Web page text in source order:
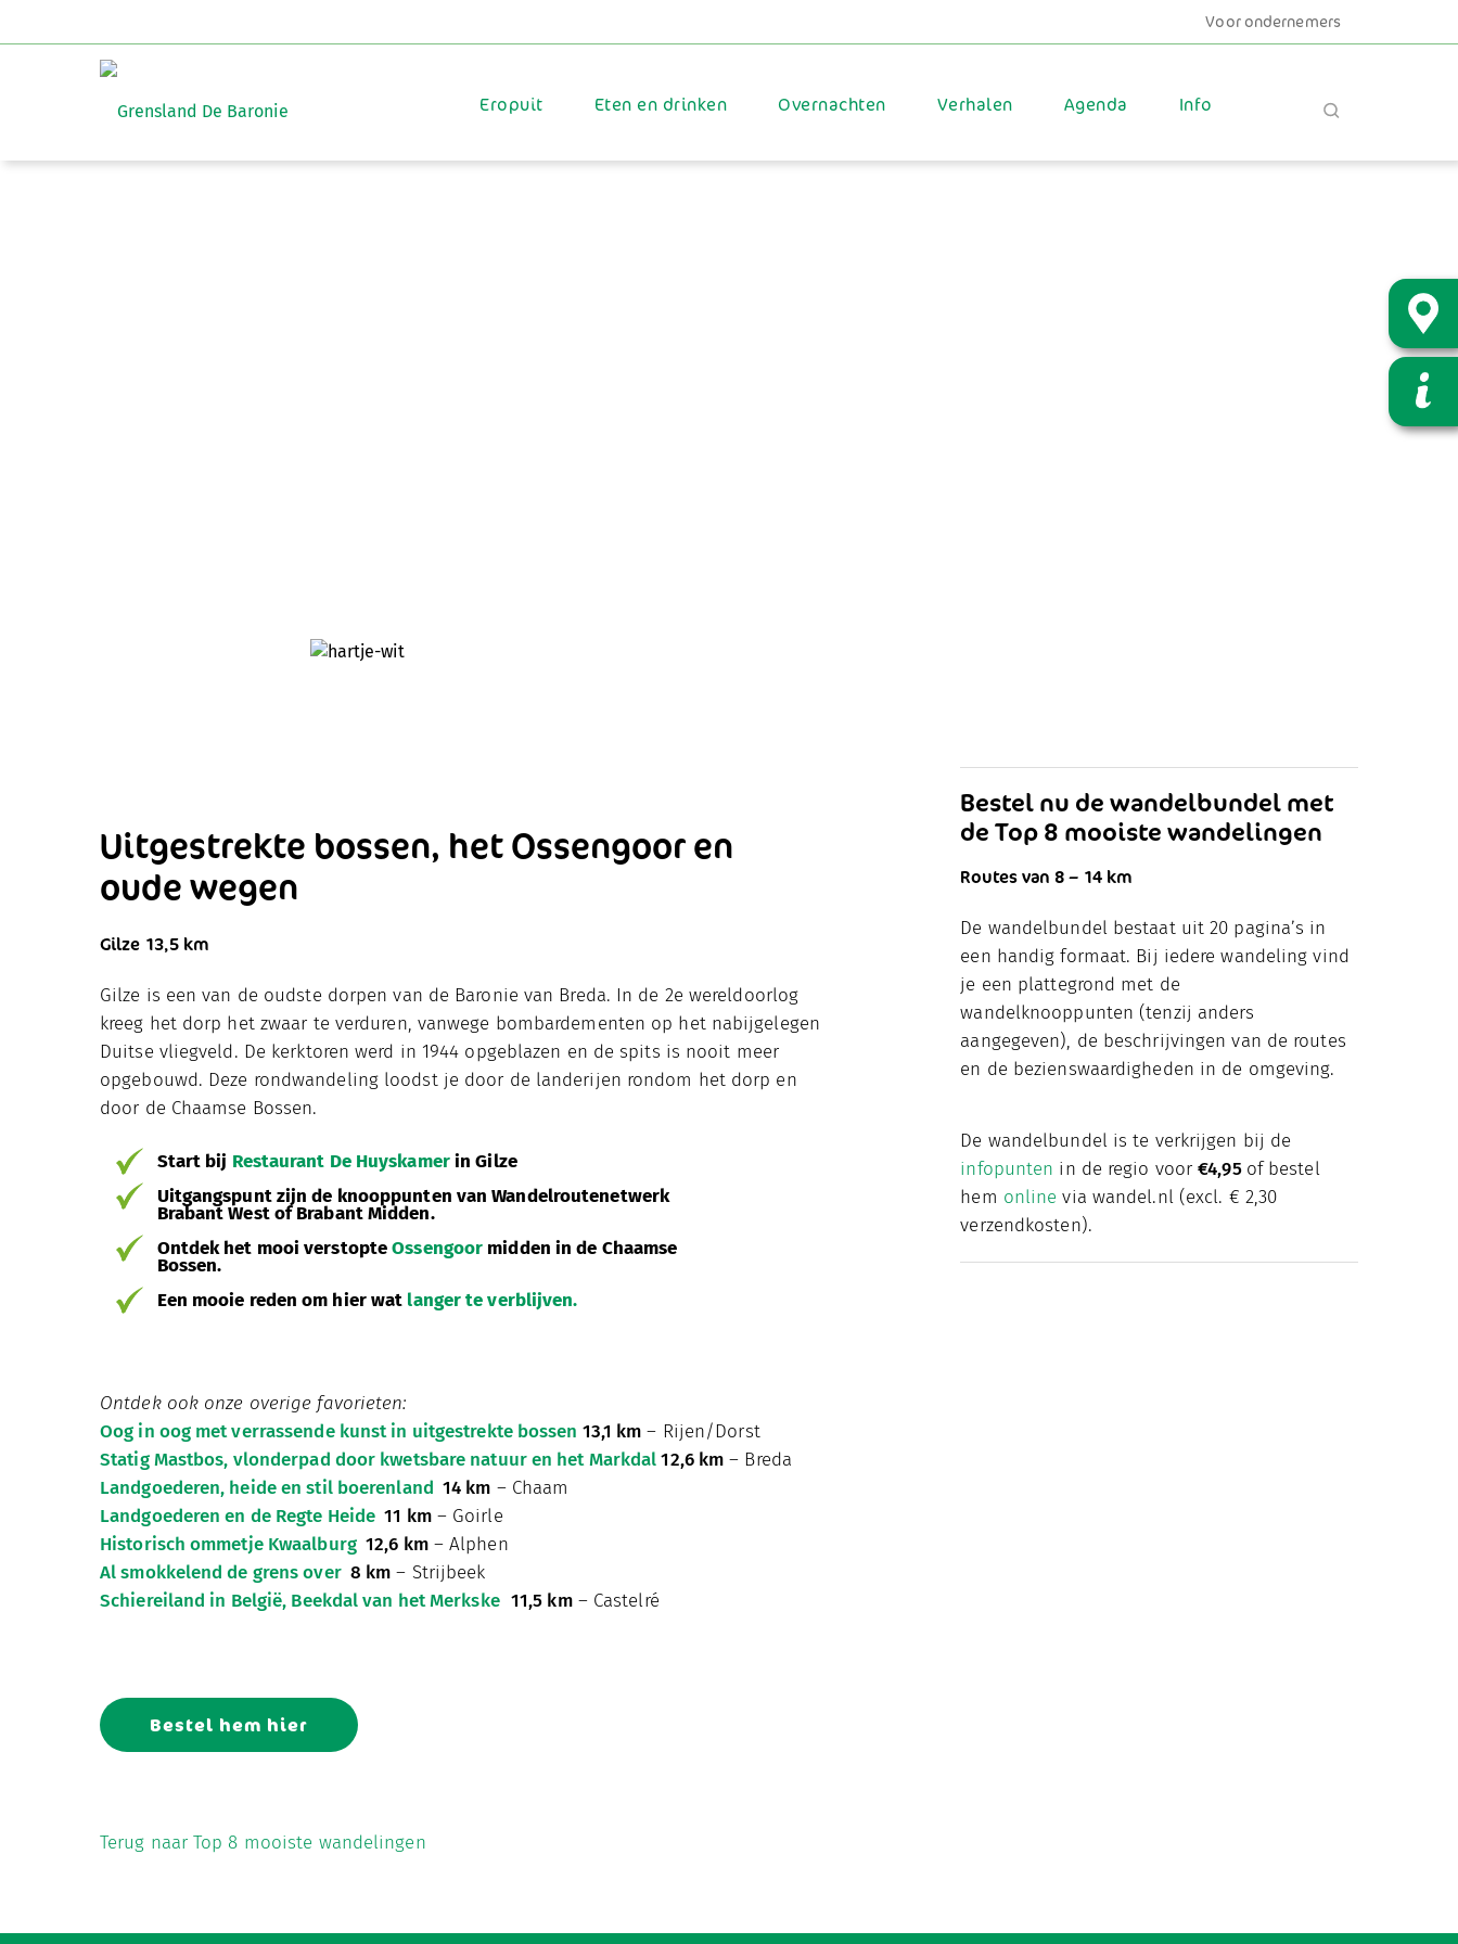
Voor ondernemers
Eropuit Eten en drinken Overnachten Verhalen Agenda Info
Uitgestrekte bossen, het Ossengoor en
oude wegen
Gilze 13,5 km
Gilze is een van de oudste dorpen van de Baronie van Breda. In de 2e wereldoorlog
kreeg het dorp het zwaar te verduren, vanwege bombardementen op het nabijgelegen
Duitse vliegveld. De kerktoren werd in 1944 opgeblazen en de spits is nooit meer
opgebouwd. Deze rondwandeling loodst je door de landerijen rondom het dorp en
door de Chaamse Bossen.
Start bij Restaurant De Huyskamerin Gilze
Uitgangspunt zijn de knooppunten van Wandelroutenetwerk
Brabant West of Brabant Midden.
Ontdek het mooi verstopteOssengoor midden in de Chaamse
Bossen.
Een mooie reden om hier wat langer te verblijven.
Ontdek ook onze overige favorieten:
Oog in oog met verrassende kunst in uitgestrekte bossen 13,1 km – Rijen/Dorst
Statig Mastbos, vlonderpad door kwetsbare natuur en het Markdal12,6 km – Breda
Landgoederen, heide en stil boerenland 14 km – Chaam
Landgoederen en de Regte Heide 11 km– Goirle
Historisch ommetje Kwaalburg12,6 km– Alphen
Al smokkelend de grens over8 km – Strijbeek
Schiereiland in België, Beekdal van het Merkske 11,5 km– Castelré
Bestel hem hier
Terug naar Top 8 mooiste wandelingen
Bestel nu de wandelbundel met
de Top 8 mooiste wandelingen
Routes van 8 – 14 km
De wandelbundel bestaat uit 20 pagina’s in
een handig formaat. Bij iedere wandeling vind
je een plattegrond met de
wandelknooppunten (tenzij anders
aangegeven), de beschrijvingen van de routes
en de bezienswaardigheden in de omgeving.
De wandelbundel is te verkrijgen bij de
infopunten in de regio voor€4,95 of bestel
hem online via wandel.nl (excl. € 2,30
verzendkosten).